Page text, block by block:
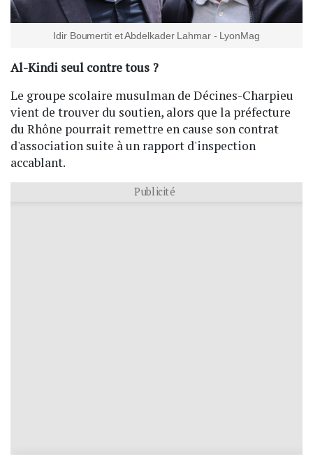
Idir Boumertit et Abdelkader Lahmar - LyonMag
Al-Kindi seul contre tous ?
Le groupe scolaire musulman de Décines-Charpieu
vient de trouver du soutien, alors que la préfecture
du Rhône pourrait remettre en cause son contrat
d'association suite à un rapport d'inspection
accablant.
Publicité